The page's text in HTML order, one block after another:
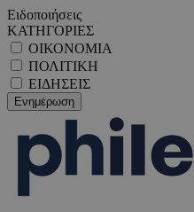
Ειδοποιήσεις
ΚΑΤΗΓΟΡΙΕΣ
ΟΙΚΟΝΟΜΙΑ
ΠΟΛΙΤΙΚΗ
ΕΙΔΗΣΕΙΣ